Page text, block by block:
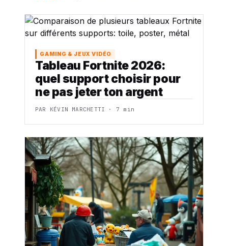
GAMING & JEUX VIDÉO
Tableau Fortnite 2026:
quel support choisir pour
ne pas jeter ton argent
PAR KÉVIN MARCHETTI · 7 min